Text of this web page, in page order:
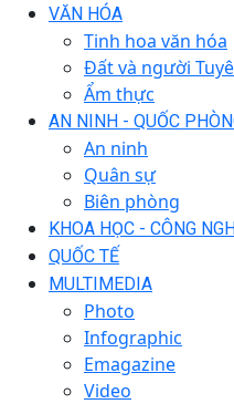
VĂN HÓA
Tinh hoa văn hóa
Đất và người
Ẩm thực
AN NINH - QUỐC
An ninh
Quân sự
Biên phòng
KHOA HỌC - CÔNG
QUỐC TẾ
MULTIMEDIA
Photo
Infographic
Emagazine
Video